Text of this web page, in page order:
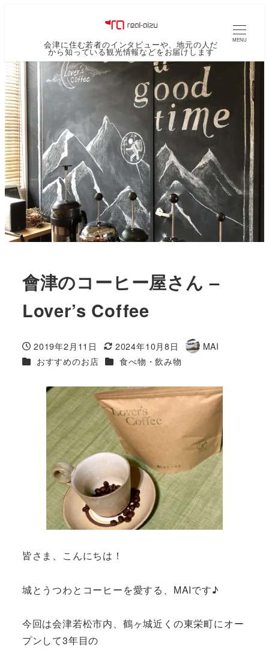
会津に住む若者のインタビューや、地元の人だ
から知っている観光情報などをお届けします
MENU
會津のコーヒー屋さん –
Lover’s Coffee
投稿日
2019年2月11日
更新日
2024年10月8日
著
MAI
カテゴリー
おすすめのお店 カテゴリー
食べ物・飲み物
皆さま、こんにちは！
城とうつわとコーヒーを愛する、MAIです♪
今回は会津若松市内、鶴ヶ城近くの東栄町にオー
プンして3年目の